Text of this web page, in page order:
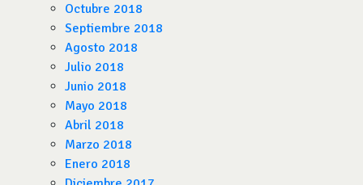
Octubre 2018
Septiembre 2018
Agosto 2018
Julio 2018
Junio 2018
Mayo 2018
Abril 2018
Marzo 2018
Enero 2018